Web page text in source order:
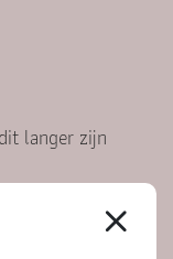
langer zijn